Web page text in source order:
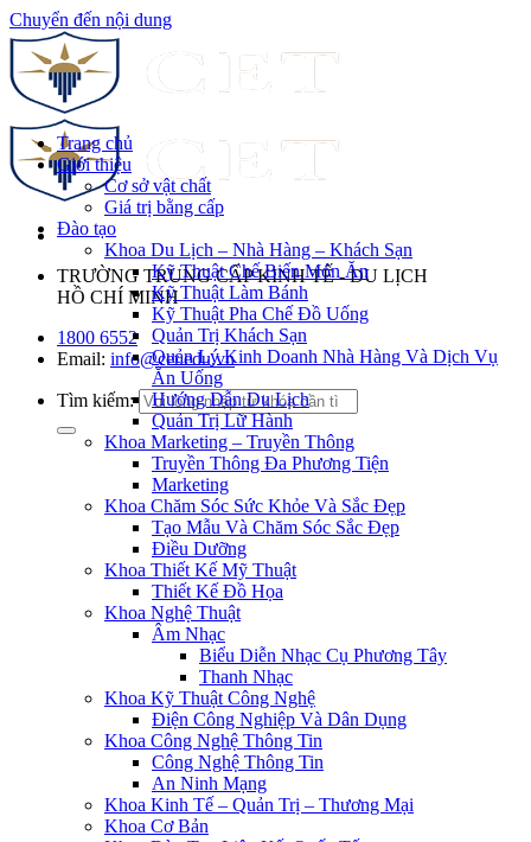
Chuyển đến nội dung
TRƯỜNG TRUNG CẤP KINH TẾ - DU LỊCH
HỒ CHÍ MINH
1800 6552
Email: info@cet.edu.vn
Tìm kiếm:
Trang chủ
Giới thiệu
Cơ sở vật chất
Giá trị bằng cấp
Đào tạo
Khoa Du Lịch – Nhà Hàng – Khách Sạn
Kỹ Thuật Chế Biến Món Ăn
Kỹ Thuật Làm Bánh
Kỹ Thuật Pha Chế Đồ Uống
Quản Trị Khách Sạn
Quản Lý Kinh Doanh Nhà Hàng Và Dịch Vụ
Ăn Uống
Hướng Dẫn Du Lịch
Quản Trị Lữ Hành
Khoa Marketing – Truyền Thông
Truyền Thông Đa Phương Tiện
Marketing
Khoa Chăm Sóc Sức Khỏe Và Sắc Đẹp
Tạo Mẫu Và Chăm Sóc Sắc Đẹp
Điều Dưỡng
Khoa Thiết Kế Mỹ Thuật
Thiết Kế Đồ Họa
Khoa Nghệ Thuật
Âm Nhạc
Biểu Diễn Nhạc Cụ Phương Tây
Thanh Nhạc
Khoa Kỹ Thuật Công Nghệ
Điện Công Nghiệp Và Dân Dụng
Khoa Công Nghệ Thông Tin
Công Nghệ Thông Tin
An Ninh Mạng
Khoa Kinh Tế – Quản Trị – Thương Mại
Khoa Cơ Bản